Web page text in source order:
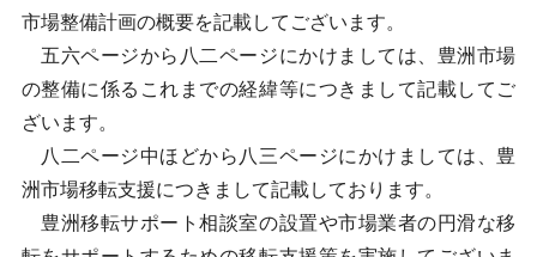
市場整備計画の概要を記載してございます。
五六ページから八二ページにかけましては、豊洲市場
の整備に係るこれまでの経緯等につきまして記載してご
ざいます。
八二ページ中ほどから八三ページにかけましては、豊
洲市場移転支援につきまして記載しております。
豊洲移転サポート相談室の設置や市場業者の円滑な移